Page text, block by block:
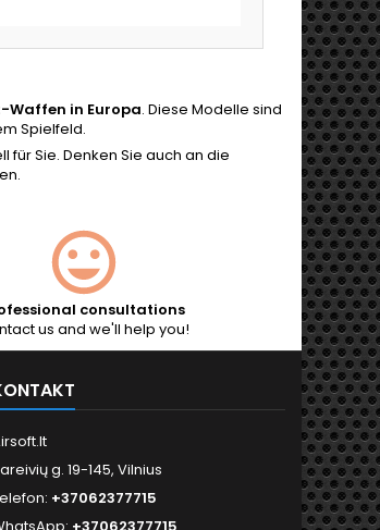
Waffen in Europa. Diese Modelle sind
Spielfeld.
Sie. Denken Sie auch an die
consultations
us and we'll help you!
g. 19-145, Vilnius
+37062377715
+37062377715